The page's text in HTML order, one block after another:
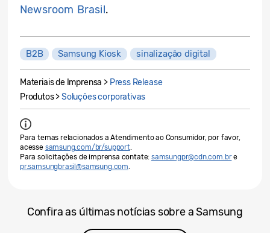
Newsroom Brasil.
B2B Samsung Kiosk sinalização digital
Materiais de Imprensa > Press Release
Produtos >Soluções corporativas
Para temas relacionados a Atendimento ao Consumidor, por favor,
acesse samsung.com/br/support.
Para solicitações de imprensa contate: samsungpr@cdn.com.bre
pr.samsungbrasil@samsung.com
Confira as últimas notícias sobre a Samsung